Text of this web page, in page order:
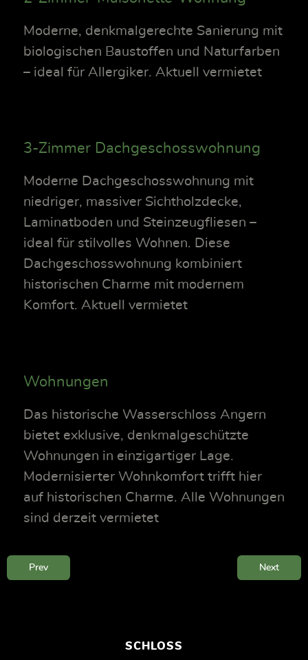
Moderne, denkmalgerechte Sanierung mit
biologischen Baustoffen und Naturfarben
– ideal für Allergiker. Aktuell vermietet
3-Zimmer Dachgeschosswohnung
Moderne Dachgeschosswohnung mit
niedriger, massiver Sichtholzdecke,
Laminatboden und Steinzeugfliesen –
ideal für stilvolles Wohnen. Diese
Dachgeschosswohnung kombiniert
historischen Charme mit modernem
Komfort. Aktuell vermietet
Wohnungen
Das historische Wasserschloss Angern
bietet exklusive, denkmalgeschützte
Wohnungen in einzigartiger Lage.
Modernisierter Wohnkomfort trifft hier
auf historischen Charme. Alle Wohnungen
sind derzeit vermietet
Prev Next
SCHLOSS